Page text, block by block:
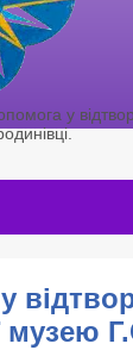
у
музею